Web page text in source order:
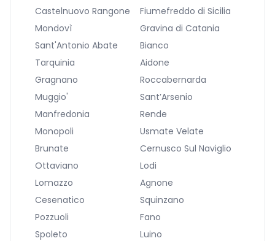
Castelnuovo Rangone
Fiumefreddo di Sicilia
Mondovì
Gravina di Catania
Sant'Antonio Abate
Bianco
Tarquinia
Aidone
Gragnano
Roccabernarda
Muggio'
Sant’Arsenio
Manfredonia
Rende
Monopoli
Usmate Velate
Brunate
Cernusco Sul Naviglio
Ottaviano
Lodi
Lomazzo
Agnone
Cesenatico
Squinzano
Pozzuoli
Fano
Spoleto
Luino